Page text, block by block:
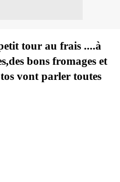
tour au frais ....à
bons fromages et
vont parler toutes